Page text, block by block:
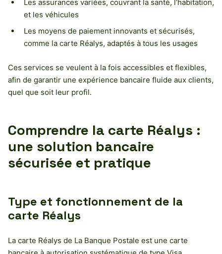
Les assurances variées, couvrant la santé, l’habitation,
et les véhicules
Les moyens de paiement innovants et sécurisés,
comme la carte Réalys, adaptés à tous les usages
Ces services se veulent à la fois accessibles et flexibles,
afin de garantir une expérience bancaire fluide aux clients,
quel que soit leur profil.
Comprendre la carte Réalys :
une solution bancaire
sécurisée et pratique
Type et fonctionnement de la
carte Réalys
La carte Réalys de La Banque Postale est une carte